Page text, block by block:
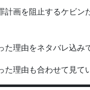
画を阻止するケビ
理由をネタバレ込み
理由も合わせて見て